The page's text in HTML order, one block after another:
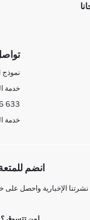
نموذج
خدمة
633
+212 525 076
انضم
الإخبارية واحصل على خصم 10٪ على تسوقك